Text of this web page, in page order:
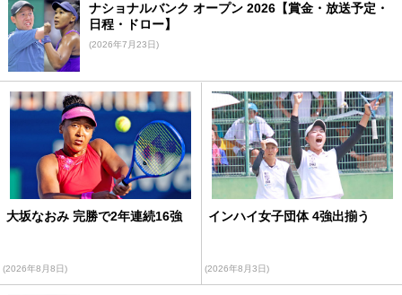
ナショナルバンク オープン 2026【賞金・放送予定・
日程・ドロー】
(2026年7月23日)
大坂なおみ 完勝で2年連続16強
(2026年8月8日)
インハイ女子団体 4強出揃う
(2026年8月3日)